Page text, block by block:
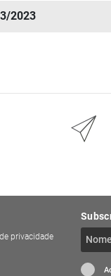
2023
privacidade